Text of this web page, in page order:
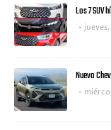
Los 7 SUV
Nuevo